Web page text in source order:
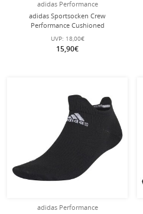
adidas Performance
adidas Sportsocken Crew
Performance Cushioned
(feuchtigkeitsabsorbierende, Mesh-
Einsätze) schwarz - 3 Paar
UVP: 18,00€
15,90€
adidas Performance